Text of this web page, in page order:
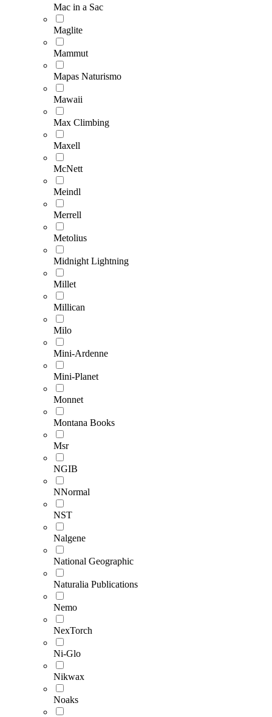
Mac in a Sac
Maglite
Mammut
Mapas Naturismo
Mawaii
Max Climbing
Maxell
McNett
Meindl
Merrell
Metolius
Midnight Lightning
Millet
Millican
Milo
Mini-Ardenne
Mini-Planet
Monnet
Montana Books
Msr
NGIB
NNormal
NST
Nalgene
National Geographic
Naturalia Publications
Nemo
NexTorch
Ni-Glo
Nikwax
Noaks